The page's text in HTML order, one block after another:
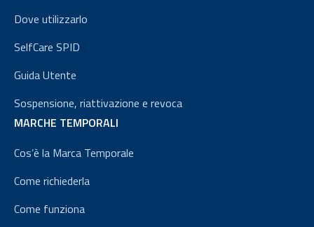
Dove utilizzarlo
SelfCare SPID
Guida Utente
Sospensione, riattivazione e revoca
MARCHE TEMPORALI
Cos’è la Marca Temporale
Come richiederla
Come funziona